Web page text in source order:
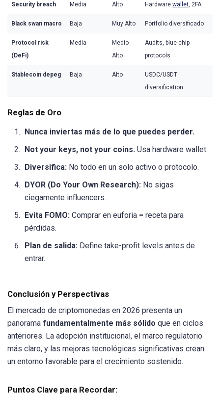
Security breach Media Alto Hardware wallet , 2FA
Black swan macro Baja Muy Alto Portfolio diversificado
Protocol risk
(DeFi)
Media
Medio-
Alto
Audits, blue-chip
protocols
Stablecoin depeg Baja Alto
USDC/USDT
diversification
Reglas de Oro
Nunca inviertas más de lo que puedes perder.
Not your keys, not your coins. Usa hardware wallet.
Diversifica: No todo en un solo activo o protocolo.
DYOR (Do Your Own Research): No sigas
ciegamente influencers.
Evita FOMO: Comprar en euforia = receta para
pérdidas.
Plan de salida: Define take-profit levels antes de
entrar.
Conclusión y Perspectivas
El mercado de criptomonedas en 2026 presenta un
panorama fundamentalmente más sólido que en ciclos
anteriores. La adopción institucional, el marco regulatorio
más claro, y las mejoras tecnológicas significativas crean
un entorno favorable para el crecimiento sostenido.
Puntos Clave para Recordar: